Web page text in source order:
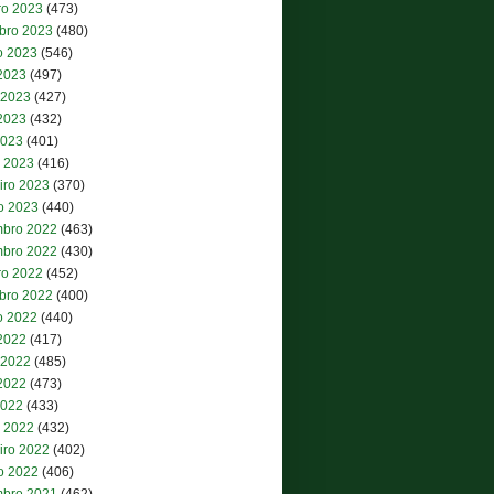
2023 (473)
2023 (480)
2023 (546)
(497)
(427)
(432)
(401)
2023 (416)
2023 (370)
2023 (440)
2022 (463)
2022 (430)
2022 (452)
2022 (400)
2022 (440)
(417)
(485)
(473)
(433)
2022 (432)
2022 (402)
2022 (406)